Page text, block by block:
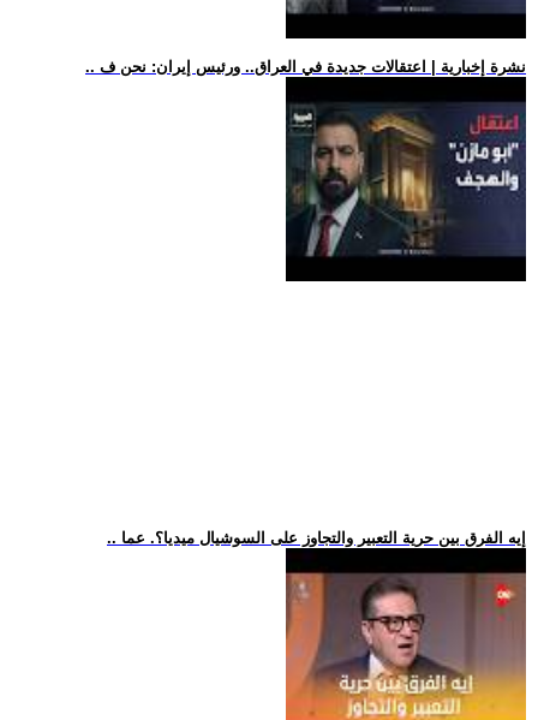
.. نشرة إخبارية | اعتقالات جديدة في العراق.. ورئيس إيران: نحن ف
.. إيه الفرق بين حرية التعبير والتجاوز على السوشيال ميديا؟. عما